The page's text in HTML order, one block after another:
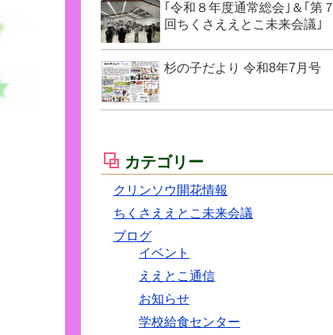
｢令和８年度通常総会｣＆｢第７
回ちくさええとこ未来会議｣
杉の子だより 令和8年7月号
カテゴリー
クリンソウ開花情報
ちくさええとこ未来会議
ブログ
イベント
ええとこ通信
お知らせ
学校給食センター